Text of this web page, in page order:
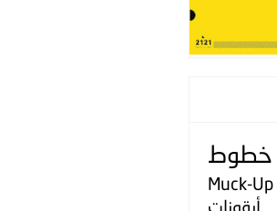
خطوط
Muck-Up
أيقونات